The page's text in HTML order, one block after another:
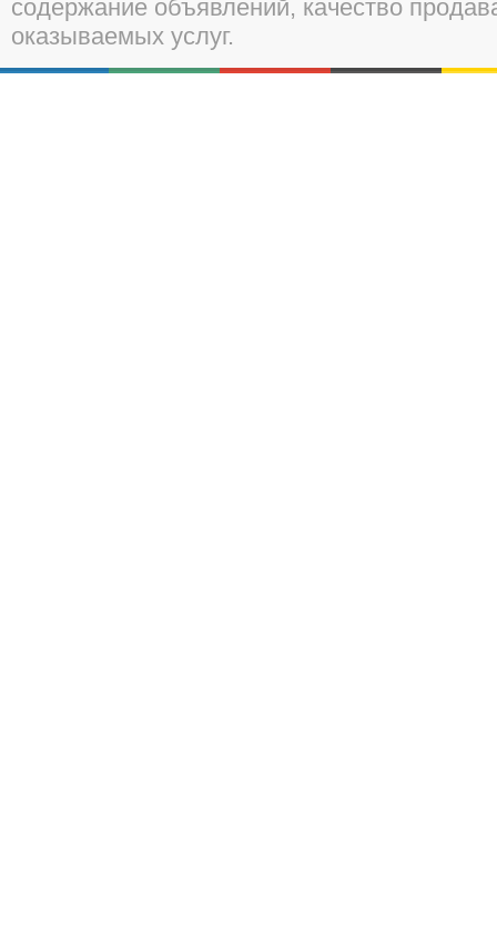
содержание объявлений, качество
оказываемых услуг.